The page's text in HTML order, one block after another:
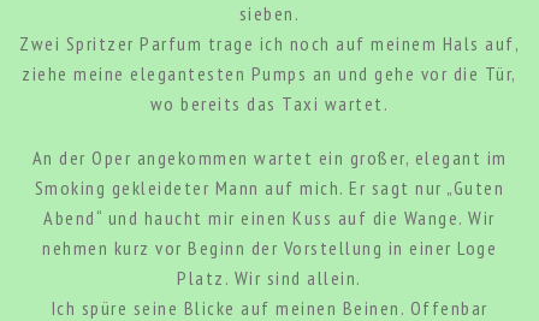
sieben.
Zwei Spritzer Parfum trage ich noch auf meinem Hals auf,
ziehe meine elegantesten Pumps an und gehe vor die Tür,
wo bereits das Taxi wartet.
An der Oper angekommen wartet ein großer, elegant im
Smoking gekleideter Mann auf mich. Er sagt nur „Guten
Abend“ und haucht mir einen Kuss auf die Wange. Wir
nehmen kurz vor Beginn der Vorstellung in einer Loge
Platz. Wir sind allein.
Ich spüre seine Blicke auf meinen Beinen. Offenbar